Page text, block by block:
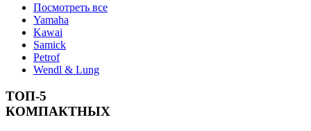
Посмотреть все
Yamaha
Kawai
Samick
Petrof
Wendl & Lung
ТОП-5
КОМПАКТНЫХ